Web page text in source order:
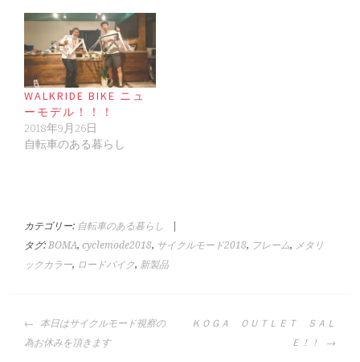
WALKRIDE BIKE ニュ
ーモデル！！！
2018年9月26日
自転車のある暮らし
カテゴリー: 自転車のある暮らし
タグ:BOMA,cyclemode2018, サイクルモード2018, フレーム, メタリ
ックカラー, ロードバイク, 新製品
投
稿
本日はサイクルモード視察の
為お休みを頂きます
ＫＯＧＡ ＯＵＴＬＥＴ ＳＡＬ
Ｅ！！